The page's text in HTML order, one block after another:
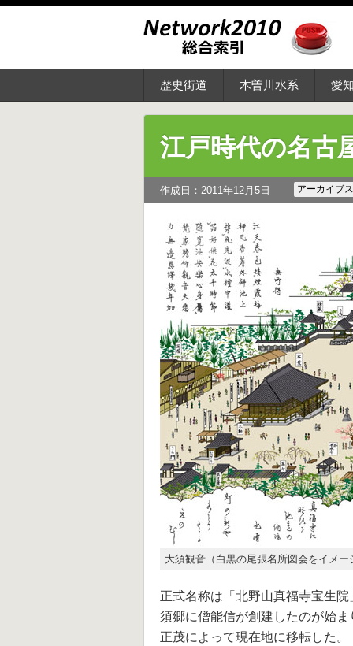
歴史街道 木曽川水系 愛
江戸時代の名古
作成日：2011年12月5日 アーカイブス
大須観音（白黒の尾張名所図会をイメー
正式名称は「北野山真福寺宝生
須郷に僧能信が創建したのが始
正茂によって現在地に移転した